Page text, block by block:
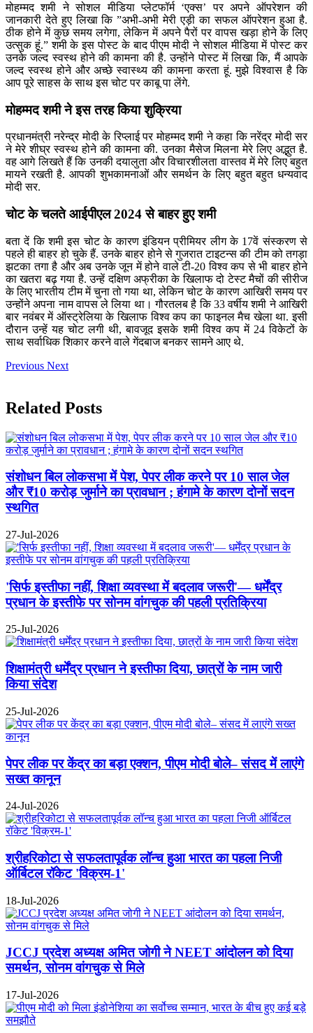
मोहम्मद शमी ने सोशल मीडिया प्लेटफॉर्म ‘एक्स’ पर अपने ऑपरेशन की
जानकारी देते हुए लिखा कि ”अभी-अभी मेरी एड़ी का सफल ऑपरेशन हुआ है.
ठीक होने में कुछ समय लगेगा, लेकिन में अपने पैरों पर वापस खड़ा होने के लिए
उत्सुक हूं.” शमी के इस पोस्ट के बाद पीएम मोदी ने सोशल मीडिया में पोस्ट कर
उनके जल्द स्वस्थ होने की कामना की है. उन्होंने पोस्ट में लिखा कि, मैं आपके
जल्द स्वस्थ होने और अच्छे स्वास्थ्य की कामना करता हूं. मुझे विश्वास है कि
आप पूरे साहस के साथ इस चोट पर काबू पा लेंगे.
मोहम्मद शमी ने इस तरह किया शुक्रिया
प्रधानमंत्री नरेन्द्र मोदी के रिप्लाई पर मोहम्मद शमी ने कहा कि नरेंद्र मोदी सर
ने मेरे शीघ्र स्वस्थ होने की कामना की. उनका मैसेज मिलना मेरे लिए अद्भुत है.
वह आगे लिखते हैं कि उनकी दयालुता और विचारशीलता वास्तव में मेरे लिए बहुत
मायने रखती है. आपकी शुभकामनाओं और समर्थन के लिए बहुत बहुत धन्यवाद
मोदी सर.
चोट के चलते आईपीएल 2024 से बाहर हुए शमी
बता दें कि शमी इस चोट के कारण इंडियन प्रीमियर लीग के 17वें संस्करण से
पहले ही बाहर हो चुके हैं. उनके बाहर होने से गुजरात टाइटन्स की टीम को तगड़ा
झटका तगा है और अब उनके जून में होने वाले टी-20 विश्व कप से भी बाहर होने
का खतरा बढ़ गया है. उन्हें दक्षिण अफ्रीका के खिलाफ दो टेस्ट मैचों की सीरीज
के लिए भारतीय टीम में चुना तो गया था, लेकिन चोट के कारण आखिरी समय पर
उन्होंने अपना नाम वापस ले लिया था। गौरतलब है कि 33 वर्षीय शमी ने आखिरी
बार नवंबर में ऑस्ट्रेलिया के खिलाफ विश्व कप का फाइनल मैच खेला था. इसी
दौरान उन्हें यह चोट लगी थी, बावजूद इसके शमी विश्व कप में 24 विकेटों के
साथ सर्वाधिक शिकार करने वाले गेंदबाज बनकर सामने आए थे.
Previous Next
Related Posts
संशोधन बिल लोकसभा में पेश, पेपर लीक करने पर 10 साल जेल
और ₹10 करोड़ जुर्माने का प्रावधान ; हंगामे के कारण दोनों सदन
स्थगित
27-Jul-2026
'सिर्फ इस्तीफा नहीं, शिक्षा व्यवस्था में बदलाव जरूरी'— धर्मेंद्र
प्रधान के इस्तीफे पर सोनम वांगचुक की पहली प्रतिक्रिया
25-Jul-2026
शिक्षामंत्री धर्मेंद्र प्रधान ने इस्तीफा दिया, छात्रों के नाम जारी
किया संदेश
25-Jul-2026
पेपर लीक पर केंद्र का बड़ा एक्शन, पीएम मोदी बोले– संसद में लाएंगे
सख्त कानून
24-Jul-2026
श्रीहरिकोटा से सफलतापूर्वक लॉन्च हुआ भारत का पहला निजी
ऑर्बिटल रॉकेट 'विक्रम-1'
18-Jul-2026
JCCJ प्रदेश अध्यक्ष अमित जोगी ने NEET आंदोलन को दिया
समर्थन, सोनम वांगचुक से मिले
17-Jul-2026